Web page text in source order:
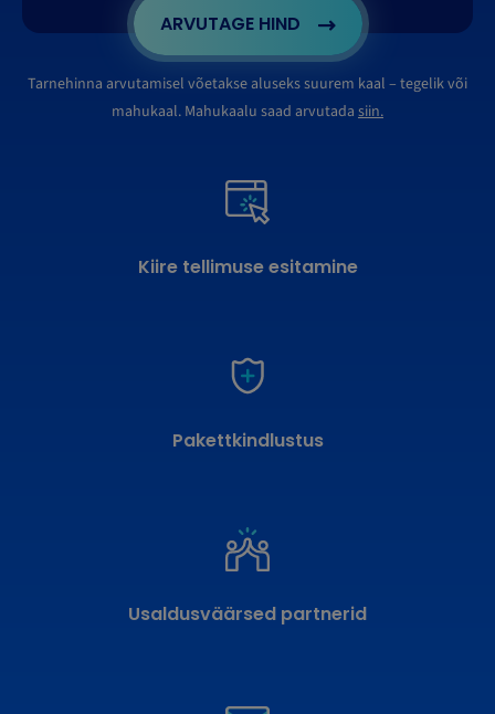
ARVUTAGE HIND
Tarnehinna arvutamisel võetakse aluseks suurem kaal – tegelik või
mahukaal. Mahukaalu saad arvutada siin.
Kiire tellimuse esitamine
Pakettkindlustus
Usaldusväärsed partnerid